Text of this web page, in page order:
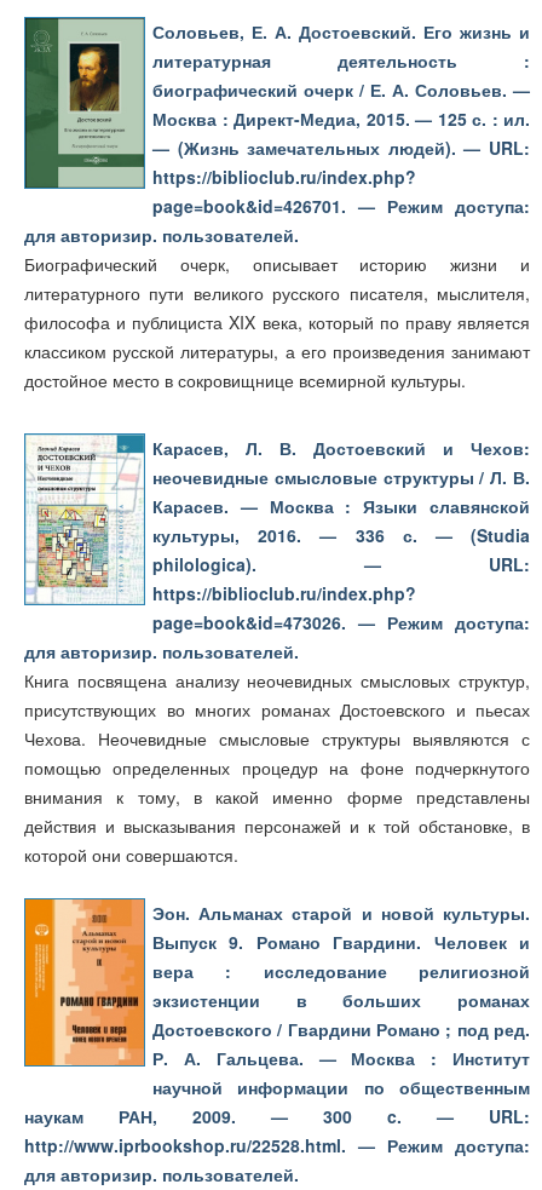
Соловьев, Е. А. Достоевский. Его жизнь и
литературная деятельность :
биографический очерк / Е. А. Соловьев. —
Москва : Директ-Медиа, 2015. — 125 с. : ил.
— (Жизнь замечательных людей). — URL:
https://biblioclub.ru/index.php?
page=book&id=426701. — Режим доступа:
для авторизир. пользователей.
Биографический очерк, описывает историю жизни и
литературного пути великого русского писателя, мыслителя,
философа и публициста XIX века, который по праву является
классиком русской литературы, а его произведения занимают
достойное место в сокровищнице всемирной культуры.
Карасев, Л. В. Достоевский и Чехов:
неочевидные смысловые структуры / Л. В.
Карасев. — Москва : Языки славянской
культуры, 2016. — 336 с. — (Studia
philologica). — URL:
https://biblioclub.ru/index.php?
page=book&id=473026. — Режим доступа:
для авторизир. пользователей.
Книга посвящена анализу неочевидных смысловых структур,
присутствующих во многих романах Достоевского и пьесах
Чехова. Неочевидные смысловые структуры выявляются с
помощью определенных процедур на фоне подчеркнутого
внимания к тому, в какой именно форме представлены
действия и высказывания персонажей и к той обстановке, в
которой они совершаются.
Эон. Альманах старой и новой культуры.
Выпуск 9. Романо Гвардини. Человек и
вера : исследование религиозной
экзистенции в больших романах
Достоевского / Гвардини Романо ; под ред.
Р. А. Гальцева. — Москва : Институт
научной информации по общественным
наукам РАН, 2009. — 300 c. — URL:
http://www.iprbookshop.ru/22528.html. — Режим доступа:
для авторизир. пользователей.